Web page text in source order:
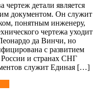
детали является
документом. Он служит
понятным инженеру,
чертежа уходит
да Винчи, но
с развитием
и странах СНГ
служит Единая […]